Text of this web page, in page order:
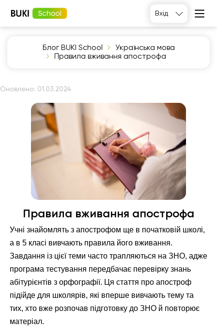
Вхід
Блог BUKI School
Українська мова
Правила вживання апострофа
Оновлено: 01.03.2024
Правила вживання апострофа
Учні знайомлять з апострофом ще в початковій школі,
а в 5 класі вивчають правила його вживання.
Завдання із цієї теми часто трапляються на ЗНО, адже
програма тестування передбачає перевірку знань
абітурієнтів з орфографії. Ця стаття про апостроф
підійде для школярів, які вперше вивчають тему та
тих, хто вже розпочав підготовку до ЗНО й повторює
матеріал.